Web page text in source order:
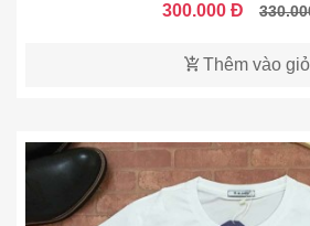
300.000 Đ
Thêm vào giỏ